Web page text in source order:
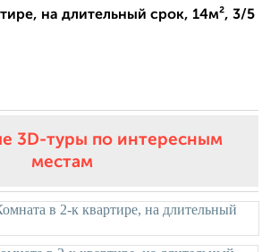
на длительный срок, 14м², 3/5
3D-туры по интересным
местам